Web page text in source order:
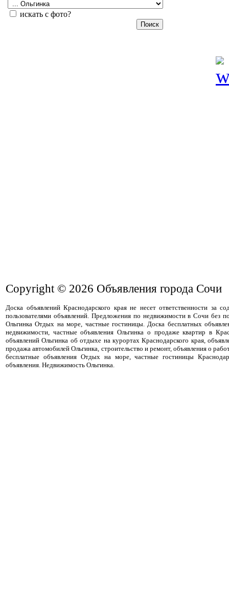
искать с фото?
Copyright © 2026 Объявления города Сочи
Доска объявлений Краснодарского края не несет ответственности за
пользователями объявлений. Предложения по недвижимости в Сочи без
Ольгинка Отдых на море, частные гостиницы. Доска бесплатных
недвижимости, частные объявления Ольгинка о продаже квартир в
объявлений Ольгинка об отдыхе на курортах Краснодарского края,
продажа автомобилей Ольгинка, строительство и ремонт, объявления о
бесплатные объявления Отдых на море, частные гостиницы
объявления. Недвижимость Ольгинка.